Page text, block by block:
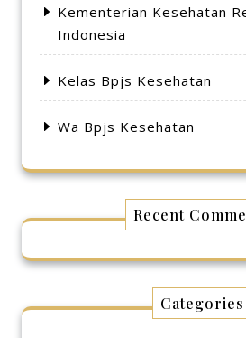
Kementerian Kesehatan
Indonesia
Kelas Bpjs Kesehatan
Wa Bpjs Kesehatan
Recent
Categories